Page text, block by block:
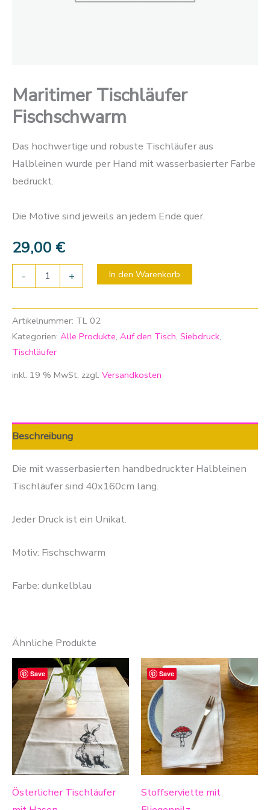
Maritimer Tischläufer
Fischschwarm
Das hochwertige und robuste Tischläufer aus
Halbleinen wurde per Hand mit wasserbasierter Farbe
bedruckt.
Die Motive sind jeweils an jedem Ende quer.
29,00 €
- + In den Warenkorb
Artikelnummer: TL 02
Kategorien: Alle Produkte, Auf den Tisch, Siebdruck,
Tischläufer
inkl. 19 % MwSt. zzgl. Versandkosten
Beschreibung
Die mit wasserbasierten handbedruckter Halbleinen
Tischläufer sind 40x160cm lang.
Jeder Druck ist ein Unikat.
Motiv: Fischschwarm
Farbe: dunkelblau
Ähnliche Produkte
Save
Österlicher Tischläufer
Save
Stoffserviette mit